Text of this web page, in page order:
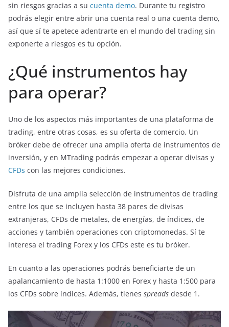
sin riesgos gracias a su cuenta demo. Durante tu registro
podrás elegir entre abrir una cuenta real o una cuenta demo,
así que sí te apetece adentrarte en el mundo del trading sin
exponerte a riesgos es tu opción.
¿Qué instrumentos hay
para operar?
Uno de los aspectos más importantes de una plataforma de
trading, entre otras cosas, es su oferta de comercio. Un
bróker debe de ofrecer una amplia oferta de instrumentos de
inversión, y en MTrading podrás empezar a operar divisas y
CFDs con las mejores condiciones.
Disfruta de una amplia selección de instrumentos de trading
entre los que se incluyen hasta 38 pares de divisas
extranjeras, CFDs de metales, de energías, de índices, de
acciones y también operaciones con criptomonedas. Sí te
interesa el trading Forex y los CFDs este es tu bróker.
En cuanto a las operaciones podrás beneficiarte de un
apalancamiento de hasta 1:1000 en Forex y hasta 1:500 para
los CFDs sobre índices. Además, tienes spreads desde 1.